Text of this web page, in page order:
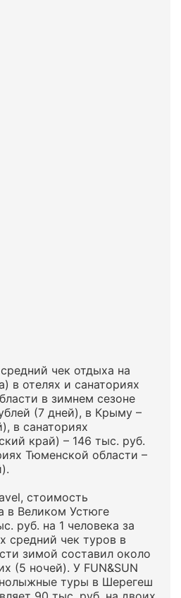
чек отдыха на
в отелях и санаториях
в зимнем сезоне
(7 дней), в Крыму –
в санаториях
край) – 146 тыс. руб.
Тюменской области –
стоимость
в Великом Устюге
руб. на 1 человека за
средний чек туров в
зимой составил около
(5 ночей). У FUN&SUN
туры в Шерегеш